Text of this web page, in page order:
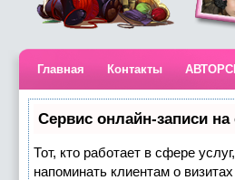
Главная Контакты
Сервис онлайн-записи
Тот, кто работает в сфере
напоминать клиентам о